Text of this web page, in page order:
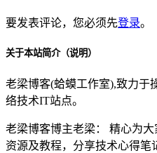
要发表评论，您必须先登录。
关于本站简介（说明）
老梁博客(蛤蟆工作室),致力于
络技术IT站点。
老梁博客博主老梁： 精心为
资源及教程，分享技术心得